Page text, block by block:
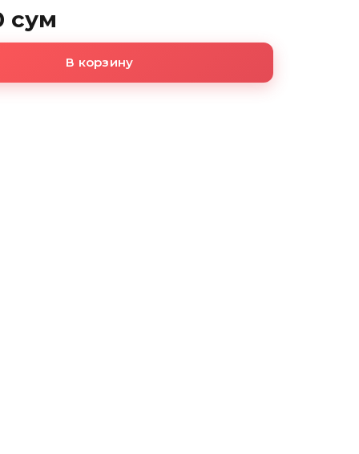
сум
В корзину